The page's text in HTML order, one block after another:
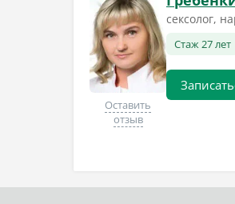
Оставить
отзыв
сексолог,
Стаж 27 лет